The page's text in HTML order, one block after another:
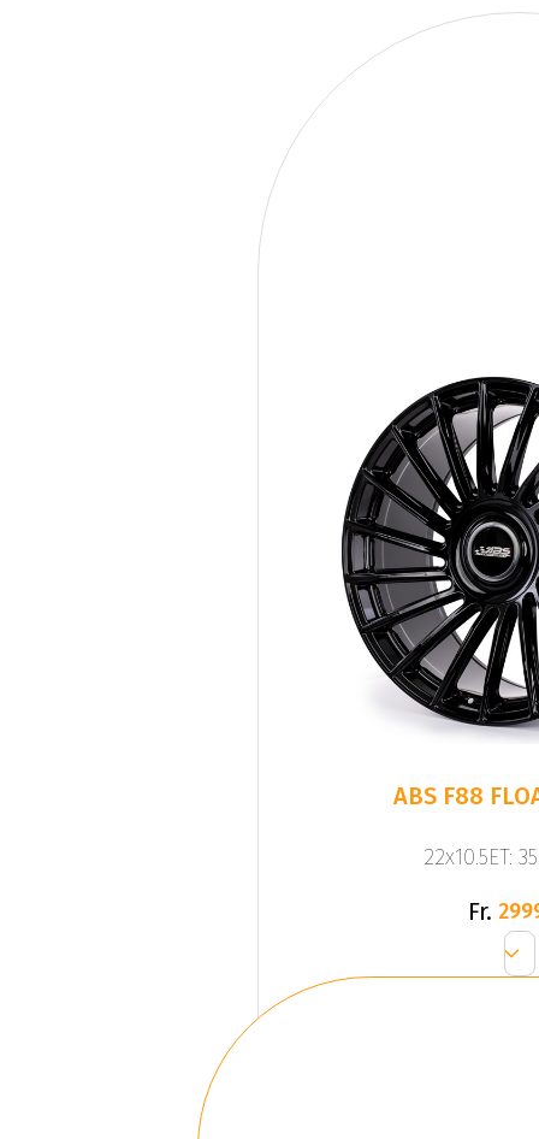
ABS F88
22x10.5ET:
Fr.